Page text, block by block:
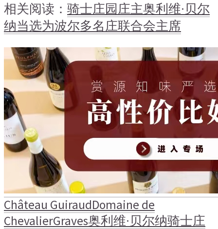
相关阅读： 骑士庄园庄主奥利维·贝尔
纳当选为波尔多名庄联合会主席
Château GuiraudDomaine de
ChevalierGraves奥利维·贝尔纳骑士庄